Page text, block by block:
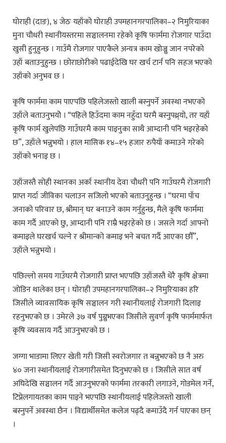
घोराही (दाङ), ४ जेठः यहाँको घोराही उपमहानगरपालिका–२ निमुरियाका
मुना चौधरी स्थानीयस्तरमा सञ्चालनमा रहेको कृषि फार्ममा रोजगार पाउँदा
खुसी हुनुहुन्छ । गाउँमै रोजगार पाएकैले अन्यत्र काम खोज्नु जान नपरेको
उहाँ बताउनुहुन्छ । छोराछोरीको पढाईदेखि घर खर्च टार्न पनि सहज भएको
उहाँको अनुभव छ ।
कृषि फार्ममा काम पाएपछि पहिलेजस्तो खाली बस्नुपर्ने अवस्था नभएको
उहाँले बताउनुभयोे । “पहिले हिउँदमा काम नहुँदा घरमै बस्नुपथ्र्यो, तर यहाँ
कृषि फार्म खुलेपछि गाउँघरमै काम पाइनुका साथै आम्दानी पनि भइरहेको
छ”, उहाँले भन्नुभयो । हाल मासिक १४–१५ हजार रुपैयाँ कमाउने गरेको
उहाँको भनाइ छ ।
उहाँजस्तै सोही स्थानका अर्का स्थानीय देवा चौधरी पनि गाउँघरमै रोजगारी
प्राप्त गर्दा जीविका चलाउन सजिलो भएको बताउनुहुन्छ । “घरमा पाँच
जनाको परिवार छ, श्रीमान् घर बनाउने काम गर्नुहुन्छ, मैले कृषि फार्ममा
काम गर्दै आएको छु, आम्दानी पनि राम्रै भइरहेको छ । जसले गर्दा आफ्नो
कमाइले घरखर्च चल्ने र श्रीमान्को कमाइ भने बचत गर्दै आएका छौँ”,
उहाँले भन्नुभयो ।
पछिल्लो समय गाउँघरमै रोजगारी प्राप्त भएपछि उहाँजस्तै धेरै कृषि क्षेत्रमा
जोडिन थालेका छन् । घोराही उपमहानगरपालिका–२ निमुरियाका हरि
जिसीले व्यावसायिक कृषि सञ्चालन गरी स्थानीयलाई रोजगारी दिलाइ
रहनुभएको छ । उमेरले ३७ वर्ष पुग्नुभएका जिसीले सुवर्ण कृषि फार्ममार्फत
कृषि व्यवसाय गर्दै आउनुभएको छ ।
जग्गा भाडामा लिएर खेती गरी जिसी स्वरोजगार त बन्नुभएको छ नै अरु
४० जना स्थानीयलाई रोजगारीसमेत दिनुभएको छ । जिसीले सात वर्ष
अघिदेखि सञ्चालन गर्दै आउनुभएको फार्ममा तरकारी लगाउने, गोडमेल गर्ने,
टिप्नेलगायतका काम पाइने भएपछि स्थानीयलाई पहिलेजस्तो खाली
बस्नुपर्ने अवस्था छैन । विद्यार्थीसमेत कलेज पढ्दै कमाउँदै गर्न पाएका छन्
।